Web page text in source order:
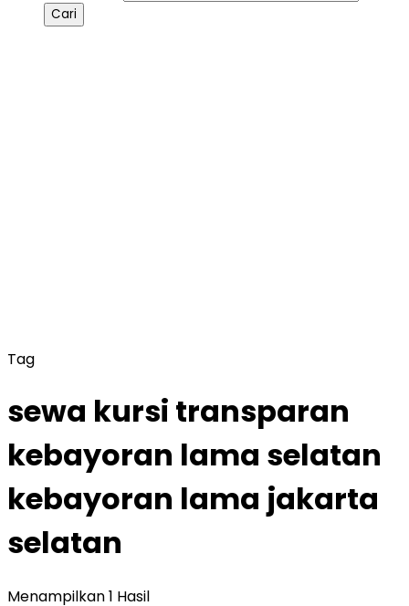
Tag
sewa kursi transparan
kebayoran lama selatan
kebayoran lama jakarta
selatan
Menampilkan 1 Hasil